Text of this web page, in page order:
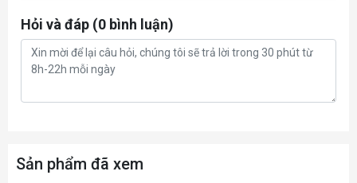
1x Đầu nối nguồn 24 chân (ATX_PWR)
1x Đầu nối nguồn 8 chân (CPU_PWR)
1x Quạt CPU
1x CLR_CMOS
Hỏi và đáp (0 bình luận)
Sản phẩm đã xem